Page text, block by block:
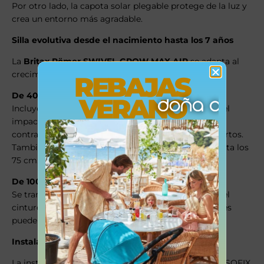
Por otro lado, la capota solar plegable protege de la luz y
crea un entorno más agradable.
Silla evolutiva desde el nacimiento hasta los 7 años
La Britax Römer SWIVEL-GROW MAX AIRse adapta al
crecimiento del niño en cada etapa.
De 40 a 105 cm (hasta 18 kg):
Incluye arnés de 5 puntos que distribuye la fuerza del
impacto de forma segura. Además, permite viajar a
contramarcha, la opción más segura según los expertos.
También incorpora reductor para recién nacidos hasta los
75 cm.
De 100 a 125 cm:
Se transforma en elevador con respaldo, utilizando el
cinturón de 3 puntos del vehículo. Asimismo, el arnés
puede guardarse fácilmente en el respaldo.
Instalación fácil y segura con ISOFIX
REBAJAS
VERANO